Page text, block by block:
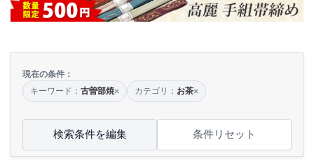
現在の条件：
キーワード： 古曽部焼× カテゴリ： お茶×
検索条件を編集 条件リセット